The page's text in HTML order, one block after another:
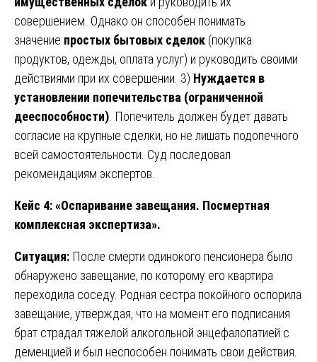
совершением. Однако он способен понимать
значение простых бытовых сделок (покупка
продуктов, одежды, оплата услуг) и руководить своими
действиями при их совершении. 3) Нуждается в
установлении попечительства (ограниченной
дееспособности) . Попечитель должен будет давать
согласие на крупные сделки, но не лишать подопечного
всей самостоятельности. Суд последовал
рекомендациям экспертов.
Кейс 4: «Оспаривание завещания. Посмертная
комплексная экспертиза».
Ситуация: После смерти одинокого пенсионера было
обнаружено завещание, по которому его квартира
переходила соседу. Родная сестра покойного оспорила
завещание, утверждая, что на момент его подписания
брат страдал тяжелой алкогольной энцефалопатией с
деменцией и был неспособен понимать свои действия.